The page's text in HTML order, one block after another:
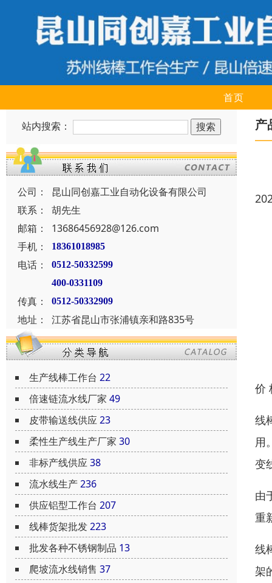
首页
站内搜索：
公司：
昆山同创嘉工业自动化设备有限公司
联系：
胡先生
邮箱：
13686456928@126.com
手机：
18361018985
电话：
0512-50332599
400-0331109
传真： 0512-50332909
地址： 江苏省昆山市张浦镇亲和路835号
生产线棒工作台 22
倍速链流水线厂家 49
皮带输送线供应23
柔性生产线生产厂家 30
非标产线供应38
流水线生产236
供应铝型工作台 207
线棒货架批发223
批发各种不锈钢制品 13
爬坡流水线销售 37
产
价
线
用
变
由
重
线
架